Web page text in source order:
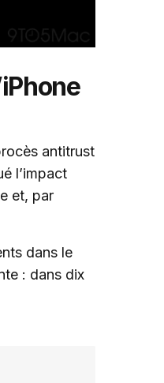
antitrust
l’impact
et, par
dans le
: dans dix